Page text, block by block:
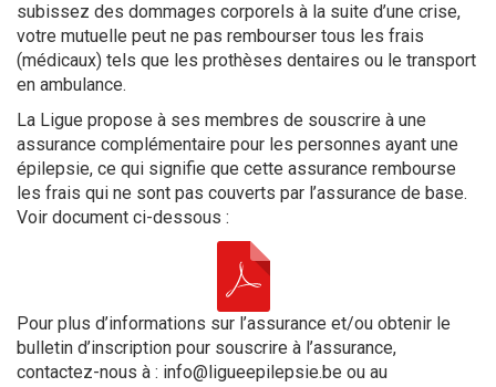
subissez des dommages corporels à la suite d’une crise,
votre mutuelle peut ne pas rembourser tous les frais
(médicaux) tels que les prothèses dentaires ou le transport
en ambulance.
La Ligue propose à ses membres de souscrire à une
assurance complémentaire pour les personnes ayant une
épilepsie, ce qui signifie que cette assurance rembourse
les frais qui ne sont pas couverts par l’assurance de base.
Voir document ci-dessous :
Pour plus d’informations sur l’assurance et/ou obtenir le
bulletin d’inscription pour souscrire à l’assurance,
contactez-nous à : info@ligueepilepsie.be ou au